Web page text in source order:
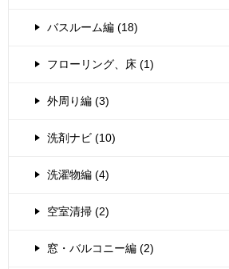
バスルーム編 (18)
フローリング、床 (1)
外周り編 (3)
洗剤ナビ (10)
洗濯物編 (4)
空室清掃 (2)
窓・バルコニー編 (2)